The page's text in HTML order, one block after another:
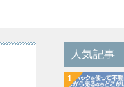
人気記事